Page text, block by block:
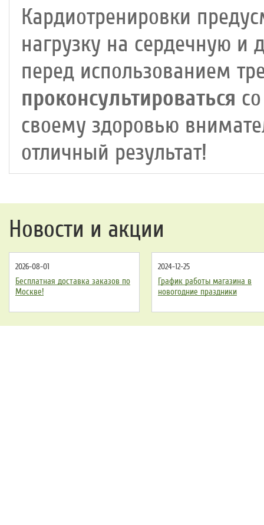
Кардиотренировки
нагрузку на сердечную и
перед использованием
проконсультироваться
своему здоровью
отличный результат!
Новости и акции
2026-08-01
Бесплатная доставка заказов по
Москве!
2024-12-25
График работы магазина в
новогодние праздники